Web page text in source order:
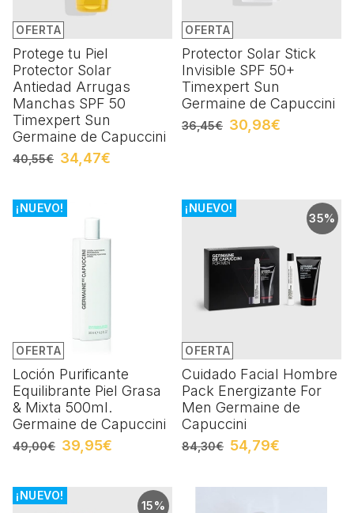
OFERTA
Protege tu Piel
Protector Solar
Antiedad Arrugas
Manchas SPF 50
Timexpert Sun
Germaine de Capuccini
40,55€ 34,47€
OFERTA
Protector Solar Stick
Invisible SPF 50+
Timexpert Sun
Germaine de Capuccini
36,45€ 30,98€
OFERTA
¡NUEVO!
Loción Purificante
Equilibrante Piel Grasa
& Mixta 500ml.
Germaine de Capuccini
49,00€ 39,95€
35%
OFERTA
¡NUEVO!
Cuidado Facial Hombre
Pack Energizante For
Men Germaine de
Capuccini
84,30€ 54,79€
15%
¡NUEVO!